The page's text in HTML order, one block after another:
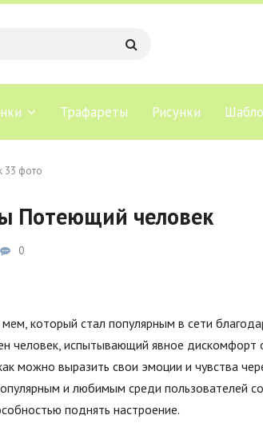
Трафареты Рисунки
33 фото
Потеющий человек
0
который стал популярным в сети
человек, испытывающий явное
можно выразить свои эмоции и чувства
и любимым среди пользователей
поднять настроение.